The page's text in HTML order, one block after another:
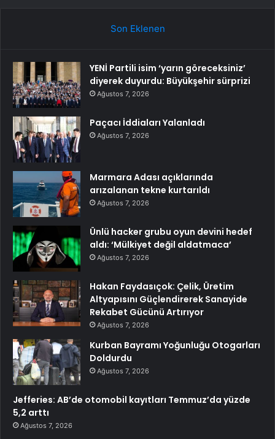
Son Eklenen
YENİ Partili isim ‘yarın göreceksiniz’
diyerek duyurdu: Büyükşehir sürprizi
Ağustos 7, 2026
Paçacı İddiaları Yalanladı
Ağustos 7, 2026
Marmara Adası açıklarında
arızalanan tekne kurtarıldı
Ağustos 7, 2026
Ünlü hacker grubu oyun devini hedef
aldı: ‘Mülkiyet değil aldatmaca’
Ağustos 7, 2026
Hakan Faydasıçok: Çelik, Üretim
Altyapısını Güçlendirerek Sanayide
Rekabet Gücünü Artırıyor
Ağustos 7, 2026
Kurban Bayramı Yoğunluğu Otogarları
Doldurdu
Ağustos 7, 2026
Jefferies: AB’de otomobil kayıtları Temmuz’da yüzde
5,2 arttı
Ağustos 7, 2026